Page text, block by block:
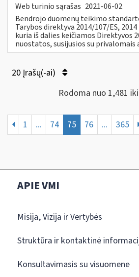
Web turinio sąrašas 2021-06-02
Bendrojo duomenų teikimo
Tarybos direktyva 2014/107/ES,
kuria iš dalies keičiamos Direktyvos
nuostatos, susijusios su privalomais
20 Įrašų(-ai)
Rodoma nuo 1,481
1 ... 74 75 76 ... 365
APIE VMI
Misija, Vizija ir Vertybės
Struktūra ir kontaktinė
Konsultavimasis su visuomene